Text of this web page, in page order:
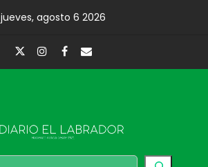
jueves, agosto 6 2026
Buscar